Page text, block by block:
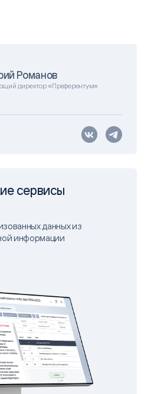
Романов
директор «Преферентум»
сервисы
данных из
информации